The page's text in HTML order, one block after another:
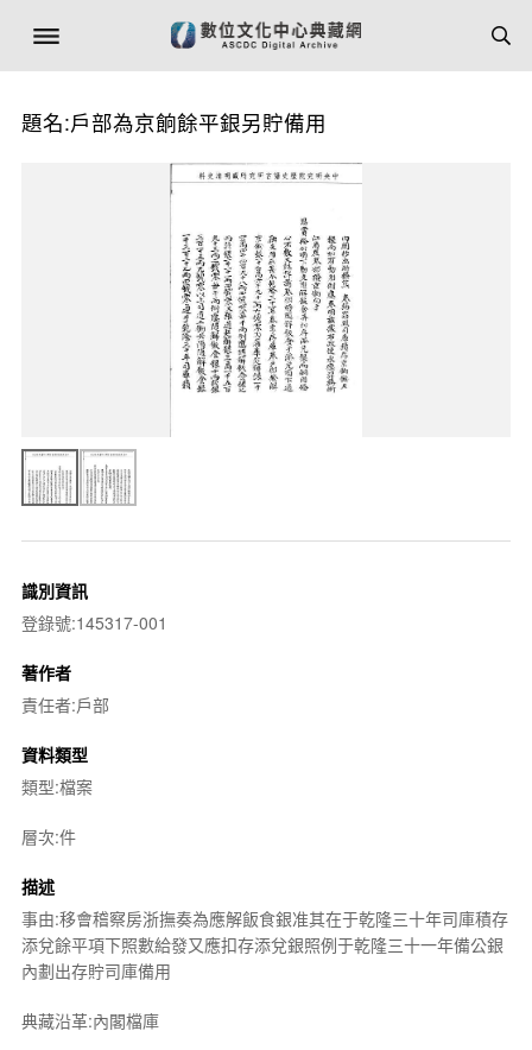
題名:戶部為京餉餘平銀另貯備用
識別資訊
登錄號:145317-001
著作者
責任者:戶部
資料類型
類型:檔案
層次:件
描述
事由:移會稽察房浙撫奏為應解飯食銀准其在于乾隆三十年司庫積存
添兌餘平項下照數給發又應扣存添兌銀照例于乾隆三十一年備公銀
內劃出存貯司庫備用
典藏沿革:內閣檔庫